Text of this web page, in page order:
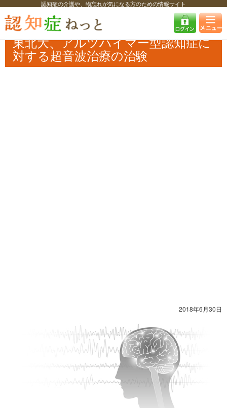
認知症の介護や、物忘れが気になる方のための情報サイト
認知症ねっと 認知症最新ニュース 医療
東北大、アルツハイマー型認
知症に対する超音波治療の治験
東北大、アルツハイマー型認知症に
対する超音波治療の治験
2018年6月30日